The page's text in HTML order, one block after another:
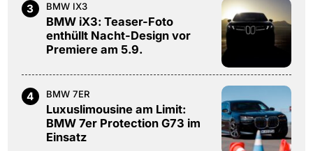
3 BMW IX3
BMW iX3: Teaser-Foto
enthüllt Nacht-Design vor
Premiere am 5.9.
4 BMW 7ER
Luxuslimousine am Limit:
BMW 7er Protection G73 im
Einsatz